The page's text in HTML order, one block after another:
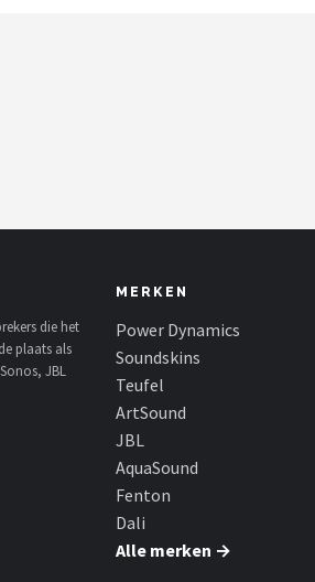
die het
plaats als
JBL
MERKEN
Power Dynamics
Soundskins
Teufel
ArtSound
JBL
AquaSound
Fenton
Dali
Alle merken →